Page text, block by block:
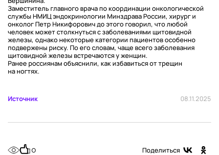
Заместитель главного врача по координации онкологической
службы НМИЦ эндокринологии Минздрава России, хирург и
онколог Петр Никифорович до этого говорил, что любой
человек может столкнуться с заболеваниями щитовидной
железы, однако некоторые категории пациентов особенно
подвержены риску. По его словам, чаще всего заболевания
щитовидной железы встречаются у женщин.
Ранее россиянам объяснили, как избавиться от трещин
на ногтях.
Источник 08.11.2025
0 Поделиться